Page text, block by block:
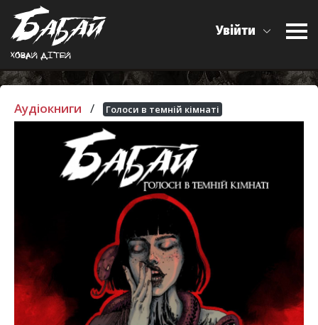
Ховай дiтей
Увійти
Аудіокниги / Голоси в темній кімнаті